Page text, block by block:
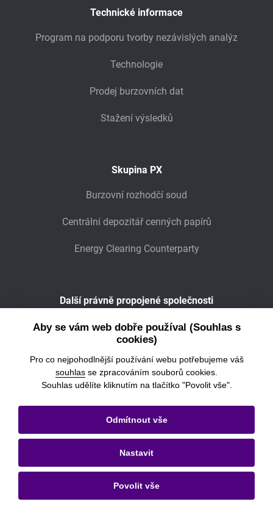
Technické informace
Program na podporu tvorby nezávislých analýz
Technologie
Prodej burzovních dat
Stažení výsledků
Skupina PX
Burzovní rozhodčí soud
Centrální depozitář cenných papírů
Energy Clearing Counterparty
Další právně propojené společnosti
Wiener Börse
Právní informace
Nastavení cookies
Ochrana osobních údajů a cookies
Kontakty
Aby se vám web dobře používal (Souhlas s
cookies)
Pro co nejpohodlnější používání webu potřebujeme váš
souhlas se zpracováním souborů cookies.
Souhlas udělíte kliknutím na tlačítko "Povolit vše".
Povolit vše
Nastavit
Odmítnout vše